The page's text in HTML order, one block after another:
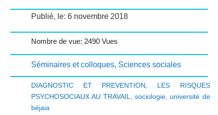
Publié, le: 6 novembre 2018
Nombre de vue: 2490 Vues
Séminaires et colloques, Sciences sociales
DIAGNOSTIC ET PREVENTION
LES RISQUES
PSYCHOSOCIAUX AU TRAVAIL
,sociologie
université de
béjaia